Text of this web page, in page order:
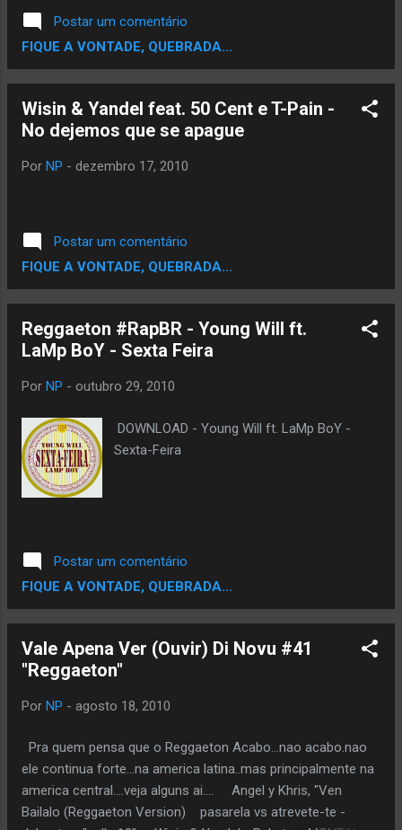
Postar um comentário
FIQUE A VONTADE, QUEBRADA...
Wisin & Yandel feat. 50 Cent e T-Pain -
No dejemos que se apague
Por NP - dezembro 17, 2010
Postar um comentário
FIQUE A VONTADE, QUEBRADA...
Reggaeton #RapBR - Young Will ft.
LaMp BoY - Sexta Feira
Por NP - outubro 29, 2010
DOWNLOAD - Young Will ft. LaMp BoY -
Sexta-Feira
Postar um comentário
FIQUE A VONTADE, QUEBRADA...
Vale Apena Ver (Ouvir) Di Novu #41
"Reggaeton"
Por NP - agosto 18, 2010
Pra quem pensa que o Reggaeton Acabo...nao acabo.nao
ele continua forte...na america latina..mas principalmente na
america central....veja alguns ai.... Angel y Khris, "Ven
Bailalo (Reggaeton Version) pasarela vs atrevete-te -